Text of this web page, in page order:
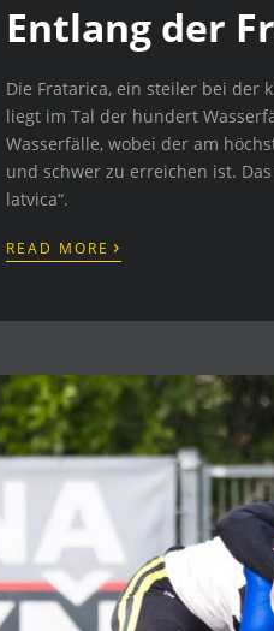
Entlang der
Die Fratarica, ein steiler bei der
liegt im Tal der hundert
Wasserfälle, wobei der am
und schwer zu erreichen ist.
latvica“.
READ MORE ›